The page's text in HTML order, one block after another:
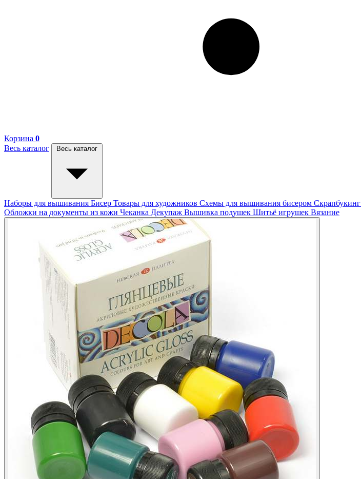
Корзина 0
Весь каталог
Весь каталог
Наборы для вышивания Бисер Товары для художников Схемы для вышивания бисером Скрапбукинг
Обложки на документы из кожи Чеканка Декупаж Вышивка подушек Шитьё игрушек Вязание